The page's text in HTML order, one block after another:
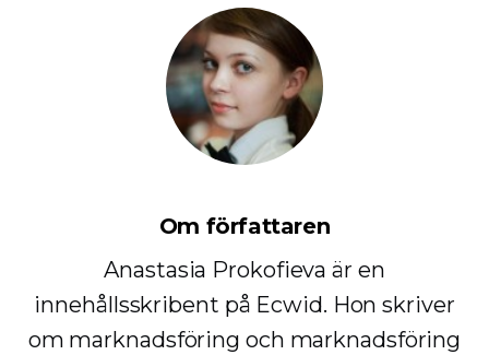
Om författaren
Anastasia Prokofieva är en
innehållsskribent på Ecwid. Hon skriver
om marknadsföring och marknadsföring